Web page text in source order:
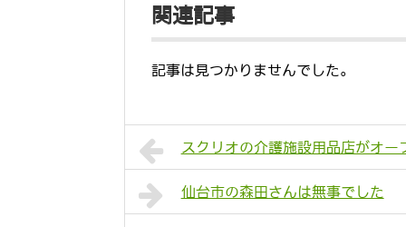
関連記事
記事は見つかりませんでした。
スクリオの介護施設用品店がオー
仙台市の森田さんは無事でした